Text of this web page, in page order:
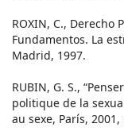
ROXIN, C., Derecho
Fundamentos. La
Madrid, 1997.
RUBIN, G. S.,
politique de la
au sexe, París, 2001,